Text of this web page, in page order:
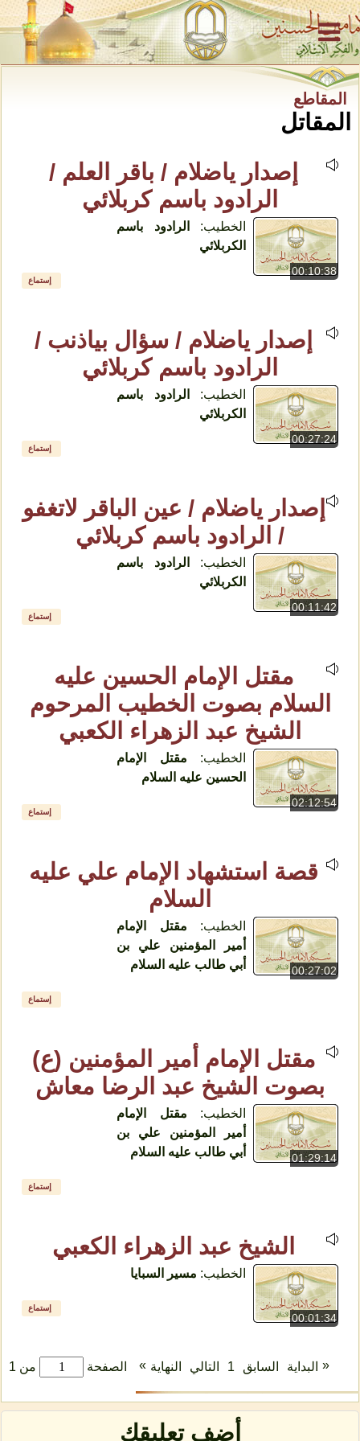
المقاطع
المقاتل
إصدار ياضلام / باقر العلم /
الرادود باسم كربلائي
00:10:38
الخطيب:
الرادود باسم
الکربلائي
إستماع
إصدار ياضلام / سؤال بياذنب /
الرادود باسم كربلائي
00:27:24
الخطيب:
الرادود باسم
الکربلائي
إستماع
إصدار ياضلام / عين الباقر لاتغفو
/ الرادود باسم كربلائي
00:11:42
الخطيب:
الرادود باسم
الكربلائي
إستماع
مقتل الإمام الحسين عليه
السلام بصوت الخطيب المرحوم
الشيخ عبد الزهراء الكعبي
02:12:54
الخطيب: مقتل الإمام
الحسين عليه السلام
إستماع
قصة استشهاد الإمام علي عليه
السلام
00:27:02
الخطيب: مقتل الإمام
أمير المؤمنين علي بن
أبي طالب عليه السلام
إستماع
مقتل الإمام أمير المؤمنين (ع)
بصوت الشيخ عبد الرضا معاش
01:29:14
الخطيب: مقتل الإمام
أمير المؤمنين علي بن
أبي طالب عليه السلام
إستماع
الشيخ عبد الزهراء الكعبي
00:01:34
الخطيب: مسير السبايا
إستماع
الصفحة من 1 « البداية السابق 1 التالي النهاية »
أضف تعليقك